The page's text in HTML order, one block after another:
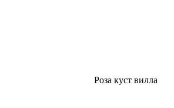
Роза куст вилла